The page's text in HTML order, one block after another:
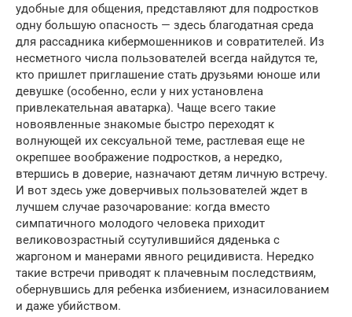
удобные для общения, представляют для подростков
одну большую опасность — здесь благодатная среда
для рассадника кибермошенников и совратителей. Из
несметного числа пользователей всегда найдутся те,
кто пришлет приглашение стать друзьями юноше или
девушке (особенно, если у них установлена
привлекательная аватарка). Чаще всего такие
новоявленные знакомые быстро переходят к
волнующей их сексуальной теме, растлевая еще не
окрепшее воображение подростков, а нередко,
втершись в доверие, назначают детям личную встречу.
И вот здесь уже доверчивых пользователей ждет в
лучшем случае разочарование: когда вместо
симпатичного молодого человека приходит
великовозрастный ссутулившийся дяденька с
жаргоном и манерами явного рецидивиста. Нередко
такие встречи приводят к плачевным последствиям,
обернувшись для ребенка избиением, изнасилованием
и даже убийством.